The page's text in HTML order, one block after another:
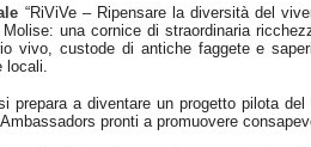
“RiViVe – Ripensare la diversità del
una cornice di straordinaria
vivo, custode di antiche faggete e
prepara a diventare un progetto pilota del
pronti a promuovere